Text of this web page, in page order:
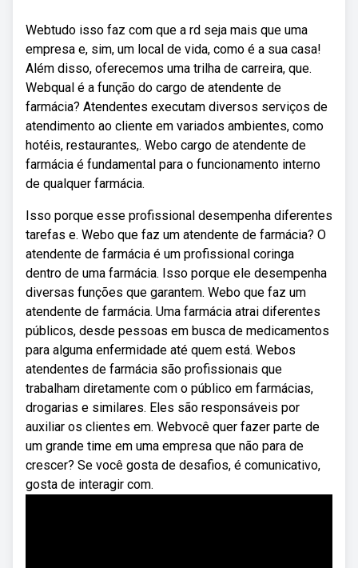
Webtudo isso faz com que a rd seja mais que uma
empresa e, sim, um local de vida, como é a sua casa!
Além disso, oferecemos uma trilha de carreira, que.
Webqual é a função do cargo de atendente de
farmácia? Atendentes executam diversos serviços de
atendimento ao cliente em variados ambientes, como
hotéis, restaurantes,. Webo cargo de atendente de
farmácia é fundamental para o funcionamento interno
de qualquer farmácia.
Isso porque esse profissional desempenha diferentes
tarefas e. Webo que faz um atendente de farmácia? O
atendente de farmácia é um profissional coringa
dentro de uma farmácia. Isso porque ele desempenha
diversas funções que garantem. Webo que faz um
atendente de farmácia. Uma farmácia atrai diferentes
públicos, desde pessoas em busca de medicamentos
para alguma enfermidade até quem está. Webos
atendentes de farmácia são profissionais que
trabalham diretamente com o público em farmácias,
drogarias e similares. Eles são responsáveis por
auxiliar os clientes em. Webvocê quer fazer parte de
um grande time em uma empresa que não para de
crescer? Se você gosta de desafios, é comunicativo,
gosta de interagir com.